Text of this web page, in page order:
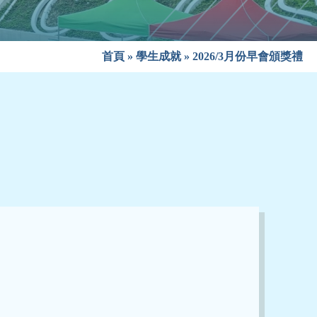
首頁 » 學生成就» 2026/3月份早會頒獎禮